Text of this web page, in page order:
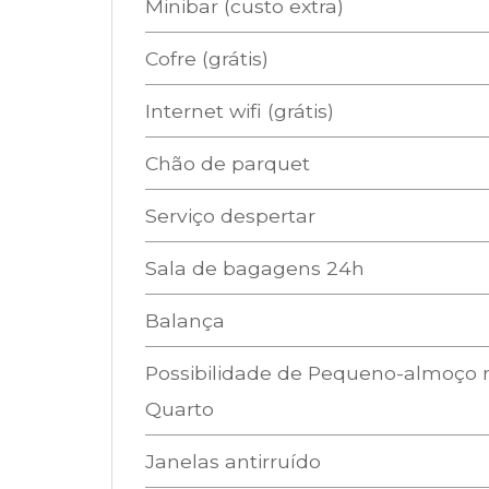
Minibar (custo extra)
Cofre (grátis)
Internet wifi (grátis)
Chão de parquet
Serviço despertar
Sala de bagagens 24h
Balança
Possibilidade de Pequeno-almoço
Quarto
Janelas antirruído